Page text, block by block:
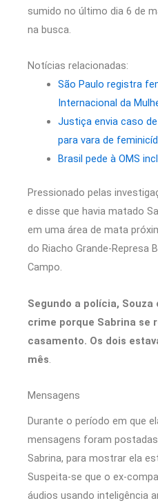
sumido no último dia 6 de
na busca.
Notícias relacionadas:
São Paulo registra
Internacional da
Justiça envia caso
para vara de
Brasil pede à OMS
Pressionado pelas
e disse que havia matado
em uma área de mata
do Riacho Grande-Represa
Campo.
Segundo a polícia,
crime porque Sabrina se
casamento. Os dois
mês
Mensagens
Durante o período em que
mensagens foram
Sabrina, para mostrar ela
Suspeita-se que o ex-
áudios usando inteligência